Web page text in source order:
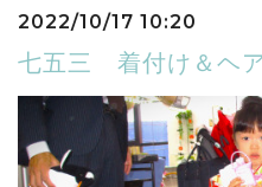
2022/10/17 10:20
七五三 着付け＆ヘ